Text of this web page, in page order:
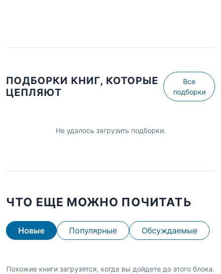
ПОДБОРКИ КНИГ, КОТОРЫЕ
ЦЕПЛЯЮТ
Все
подборки
Не удалось загрузить подборки.
ЧТО ЕЩЕ МОЖНО ПОЧИТАТЬ
Новые Популярные Обсуждаемые
Похожие книги загрузятся, когда вы дойдете до этого блока.